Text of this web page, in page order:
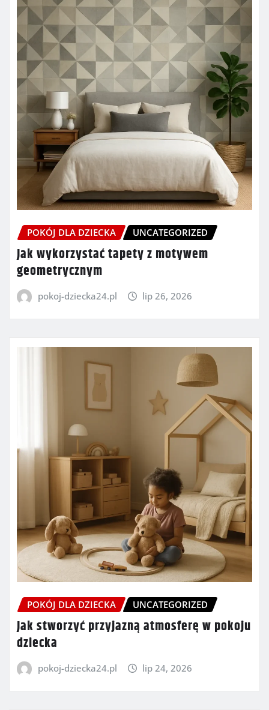
POKÓJ DLA DZIECKA UNCATEGORIZED
Jak wykorzystać tapety z motywem
geometrycznym
pokoj-dziecka24.pl lip 26, 2026
POKÓJ DLA DZIECKA UNCATEGORIZED
Jak stworzyć przyjazną atmosferę w pokoju
dziecka
pokoj-dziecka24.pl lip 24, 2026